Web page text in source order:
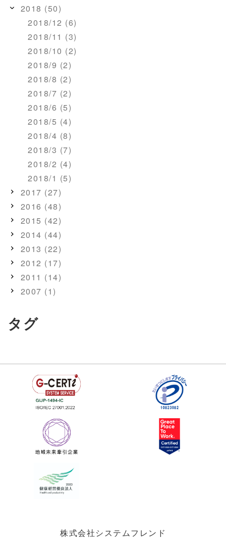
2018 (50)
2018/12 (6)
2018/11 (3)
2018/10 (2)
2018/9 (2)
2018/8 (2)
2018/7 (2)
2018/6 (5)
2018/5 (4)
2018/4 (8)
2018/3 (7)
2018/2 (4)
2018/1 (5)
2017 (27)
2016 (48)
2015 (42)
2014 (44)
2013 (22)
2012 (17)
2011 (14)
2007 (1)
タグ
株式会社システムフレンド